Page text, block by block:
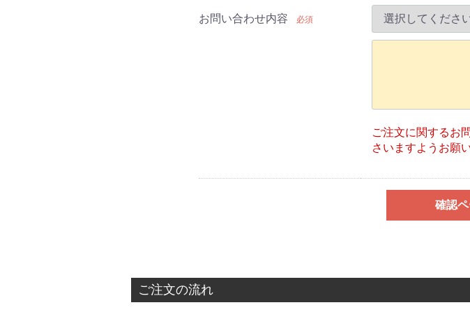
お問い合わせ内容 必須
ご注文に関するお
さいますようお願
確認
ご注文の流れ